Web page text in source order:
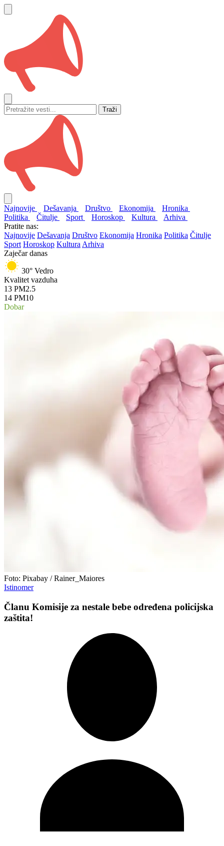
Traži
Najnovije Dešavanja Društvo Ekonomija
Hronika
Politika
Čitulje Sport Horoskop Kultura
Arhiva
Pratite nas:
Najnovije Dešavanja Društvo Ekonomija Hronika Politika Čitulje
Sport Horoskop Kultura Arhiva
Zaječar danas
30° Vedro
Kvalitet vazduha
13 PM2.5
14 PM10
Dobar
Foto: Pixabay / Rainer_Maiores
Istinomer
Članu Komisije za nestale bebe određena policijska
zaštita!